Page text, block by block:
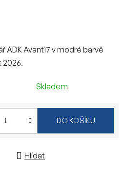
ADK Avanti7 v modré barvě
2026.
Skladem
DO KOŠÍKU
Hlídat